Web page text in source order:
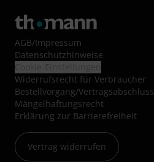
AGB/Impressum
Datenschutzhinweise
Widerrufsrecht für Verbraucher
Bestellvorgang/Vertragsabschluss
Mängelhaftungsrecht
Erklärung zur Barrierefreiheit
Vertrag widerrufen